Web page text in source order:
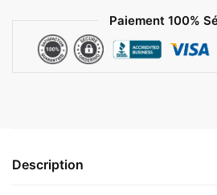
Paiement 100%
Description